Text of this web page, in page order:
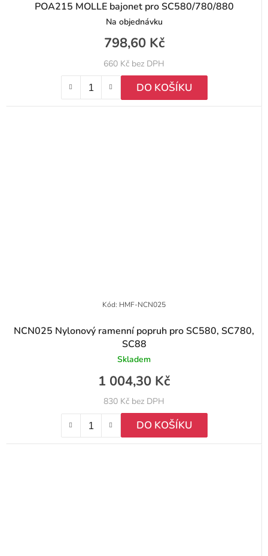
POA215 MOLLE bajonet pro SC580/780/880
Na objednávku
660 Kč bez DPH
798,60 Kč
DO KOŠÍKU
NCN025 Nylonový ramenní popruh pro SC580, SC780,
SC88
Skladem
830 Kč bez DPH
1 004,30 Kč
DO KOŠÍKU
Kód: HMF-NCN025